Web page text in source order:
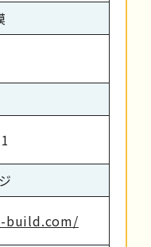
build.com/